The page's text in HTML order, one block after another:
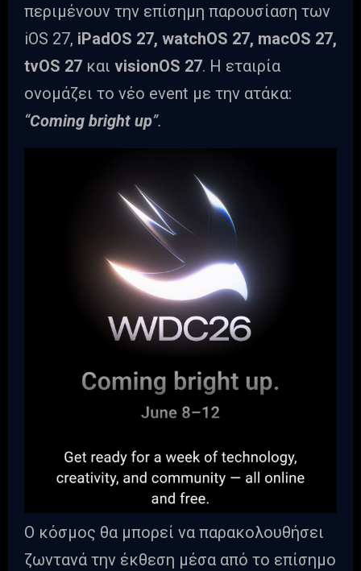
περιμένουν την επίσημη παρουσίαση των
iOS 27, iPadOS 27, watchOS 27, macOS 27,
tvOS 27 και visionOS 27. Η εταιρία
ονομάζει το νέο event με την ατάκα:
“Coming bright up”.
Ο κόσμος θα μπορεί να παρακολουθήσει
ζωντανά την έκθεση μέσα από το επίσημο